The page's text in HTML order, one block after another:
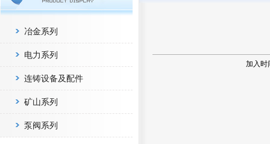
冶金系列
电力系列
连铸设备及配件
矿山系列
泵阀系列
加入